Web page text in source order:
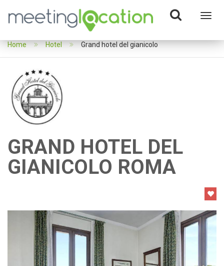
Home Hotel Grand hotel del gianicolo
GRAND HOTEL DEL
GIANICOLO ROMA
Previous Next